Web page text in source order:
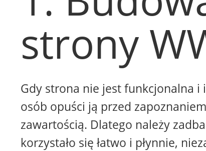
strony
Gdy strona nie jest funkcjonalna i
osób opuści ją przed
zawartością. Dlatego należy
korzystało się łatwo i płynnie,